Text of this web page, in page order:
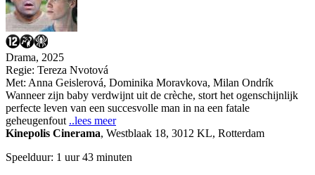
Drama, 2025
Regie: Tereza Nvotová
Met: Anna Geislerová, Dominika Moravkova, Milan Ondrík
Wanneer zijn baby verdwijnt uit de crèche, stort het ogenschijnlijk
perfecte leven van een succesvolle man in na een fatale
geheugenfout ..lees meer
Kinepolis Cinerama, Westblaak 18, 3012 KL, Rotterdam
Speelduur: 1 uur 43 minuten